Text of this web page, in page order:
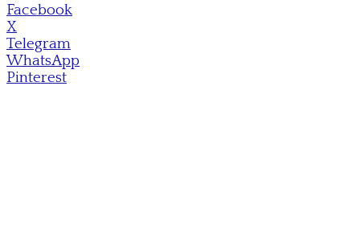
Facebook
X
Telegram
WhatsApp
Pinterest